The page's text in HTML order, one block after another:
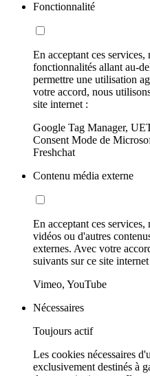
Fonctionnalité
En acceptant ces
fonctionnalités allant au-
permettre une utilisation
votre accord, nous
site internet :
Google Tag Manager,
Consent Mode de
Freshchat
Contenu média externe
En acceptant ces
vidéos ou d'autres
externes. Avec votre
suivants sur ce site internet
Vimeo, YouTube
Nécessaires
Toujours actif
Les cookies nécessaires
exclusivement destinés à